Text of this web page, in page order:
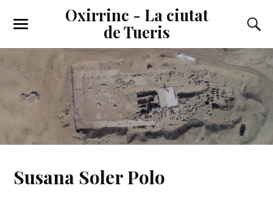
Oxirrinc - La ciutat
de Tueris
Susana Soler Polo